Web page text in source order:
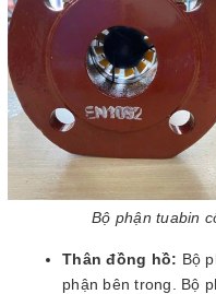
Bộ phận tuabin
Thân đồng hồ: Bộ
phận bên trong. Bộ